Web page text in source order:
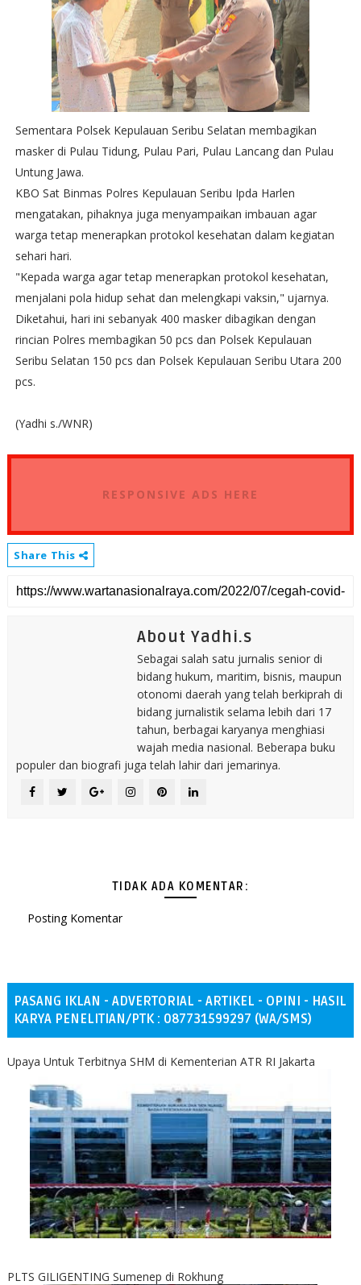
Sementara Polsek Kepulauan Seribu Selatan membagikan
masker di Pulau Tidung, Pulau Pari, Pulau Lancang dan Pulau
Untung Jawa.
KBO Sat Binmas Polres Kepulauan Seribu Ipda Harlen
mengatakan, pihaknya juga menyampaikan imbauan agar
warga tetap menerapkan protokol kesehatan dalam kegiatan
sehari hari.
"Kepada warga agar tetap menerapkan protokol kesehatan,
menjalani pola hidup sehat dan melengkapi vaksin," ujarnya.
Diketahui, hari ini sebanyak 400 masker dibagikan dengan
rincian Polres membagikan 50 pcs dan Polsek Kepulauan
Seribu Selatan 150 pcs dan Polsek Kepulauan Seribu Utara 200
pcs.
(Yadhi s./WNR)
RESPONSIVE ADS HERE
Share This
About Yadhi.s
Sebagai salah satu jurnalis senior di
bidang hukum, maritim, bisnis, maupun
otonomi daerah yang telah berkiprah di
bidang jurnalistik selama lebih dari 17
tahun, berbagai karyanya menghiasi
wajah media nasional. Beberapa buku
populer dan biografi juga telah lahir dari jemarinya.
TIDAK ADA KOMENTAR:
Posting Komentar
PASANG IKLAN - ADVERTORIAL - ARTIKEL - OPINI - HASIL
KARYA PENELITIAN/PTK : 087731599297 (WA/SMS)
Upaya Untuk Terbitnya SHM di Kementerian ATR RI Jakarta
PLTS GILIGENTING Sumenep di Rokhung